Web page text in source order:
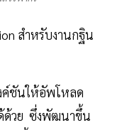
สำหรับงานกฐิน
ค์ชันให้อัพโหลด
ด้วย ซึ่งพัฒนาขึ้น